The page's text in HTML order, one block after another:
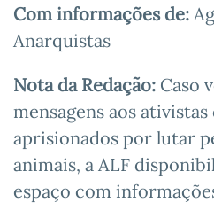
Com informações de:
Anarquistas
Nota da Redação: Caso
mensagens aos
aprisionados por lutar
animais, a ALF
espaço com